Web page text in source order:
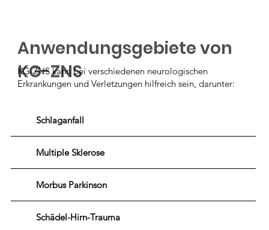
Schlaganfall
Multiple Sklerose
Morbus Parkinson
Schädel-Hirn-Trauma
Anwendungsgebiete von
KG-ZNS
KG-ZNS kann bei verschiedenen neurologischen
Erkrankungen und Verletzungen hilfreich sein, darunter: